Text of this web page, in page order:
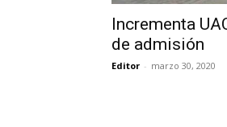
Incrementa
de admisión
Editor - marzo 30, 2020